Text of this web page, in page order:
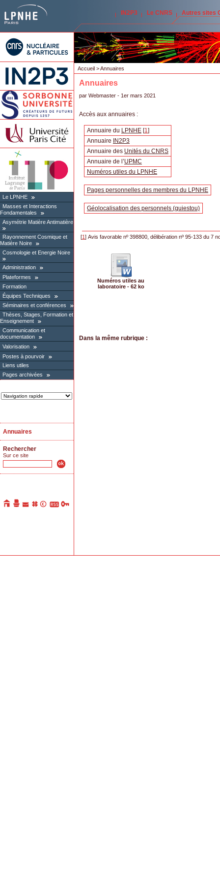
IN2P3 Le CNRS Autres sites
Le LPNHE
Masses et Interactions
Fondamentales
Asymétrie Matière Antimatière
Rayonnement Cosmique et
Matière Noire
Cosmologie et Energie Noire
Administration
Plateformes
Formation
Équipes Techniques
Séminaires et conférences
Thèses, Stages, Formation et
Enseignement
Communication et
documentation
Valorisation
Postes à pourvoir
Liens utiles
Pages archivées
Annuaires
Rechercher
Sur ce site
Accueil > Annuaires
Annuaires
par Webmaster - 1er mars 2021
Accès aux annuaires :
Annuaire du LPNHE [1]
Annuaire
IN2P3
Annuaire des Unités du CNRS
Annuaire de l’UPMC
Numéros utiles du LPNHE
Pages personnelles des membres du LPNHE
Géolocalisation des personnels (quiestou)
[1] Avis favorable nº 398800, délibération nº 95-133 du 7
Numéros utiles au
laboratoire - 62 ko
Dans la même rubrique :